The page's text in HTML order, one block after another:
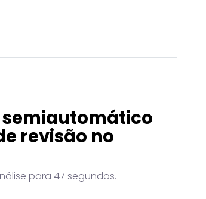
revisão no
para 47 segundos.